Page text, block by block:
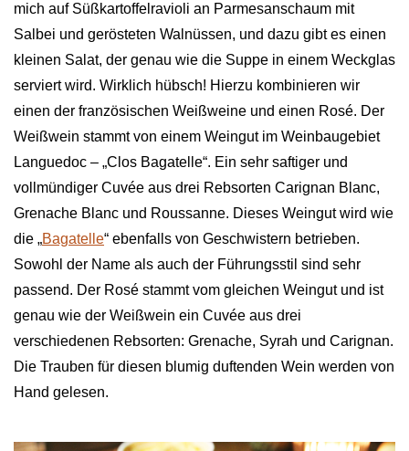
mich auf Süßkartoffelravioli an Parmesanschaum mit
Salbei und gerösteten Walnüssen, und dazu gibt es einen
kleinen Salat, der genau wie die Suppe in einem Weckglas
serviert wird. Wirklich hübsch! Hierzu kombinieren wir
einen der französischen Weißweine und einen Rosé. Der
Weißwein stammt von einem Weingut im Weinbaugebiet
Languedoc – „Clos Bagatelle“. Ein sehr saftiger und
vollmündiger Cuvée aus drei Rebsorten Carignan Blanc,
Grenache Blanc und Roussanne. Dieses Weingut wird wie
die „Bagatelle“ ebenfalls von Geschwistern betrieben.
Sowohl der Name als auch der Führungsstil sind sehr
passend. Der Rosé stammt vom gleichen Weingut und ist
genau wie der Weißwein ein Cuvée aus drei
verschiedenen Rebsorten: Grenache, Syrah und Carignan.
Die Trauben für diesen blumig duftenden Wein werden von
Hand gelesen.